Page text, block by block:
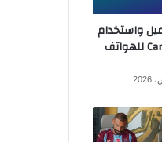
واستخدام
تطبيق Canva للهواتف